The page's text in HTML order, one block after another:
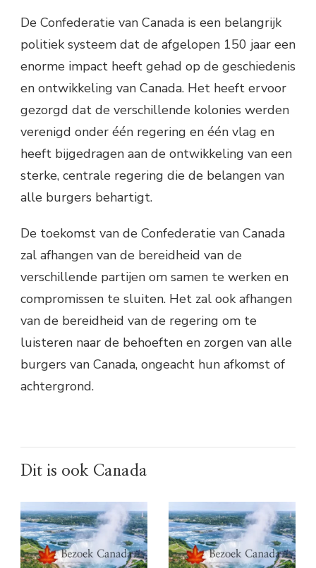
De Confederatie van Canada is een belangrijk
politiek systeem dat de afgelopen 150 jaar een
enorme impact heeft gehad op de geschiedenis
en ontwikkeling van Canada. Het heeft ervoor
gezorgd dat de verschillende kolonies werden
verenigd onder één regering en één vlag en
heeft bijgedragen aan de ontwikkeling van een
sterke, centrale regering die de belangen van
alle burgers behartigt.
De toekomst van de Confederatie van Canada
zal afhangen van de bereidheid van de
verschillende partijen om samen te werken en
compromissen te sluiten. Het zal ook afhangen
van de bereidheid van de regering om te
luisteren naar de behoeften en zorgen van alle
burgers van Canada, ongeacht hun afkomst of
achtergrond.
Dit is ook Canada